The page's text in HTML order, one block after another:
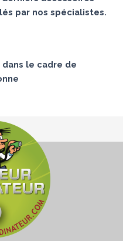
par nos spécialistes.
dans le cadre de